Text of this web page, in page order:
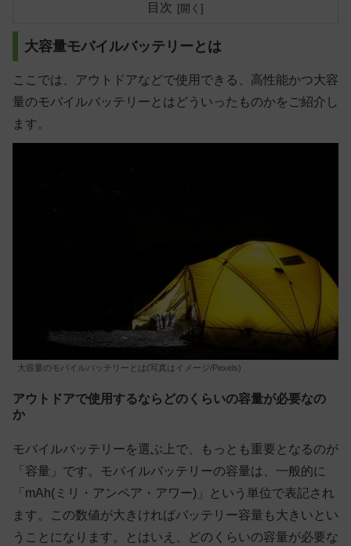
目次
大容量モバイルバッテリーとは
ここでは、アウトドアなどで使用できる、高性能かつ大容
量のモバイルバッテリーとはどういったものかをご紹介し
ます。
大容量のモバイルバッテリーとは(写真はイメージ/Pexels)
アウトドアで使用するならどのくらいの容量が必要なの
か
モバイルバッテリーを選ぶ上で、もっとも重要となるのが
「容量」です。モバイルバッテリーの容量は、一般的に
「mAh(ミリ・アンペア・アワー)」という単位で表記され
ます。この数値が大きければバッテリー容量も大きいとい
うことになります。とはいえ、どのくらいの容量が必要な